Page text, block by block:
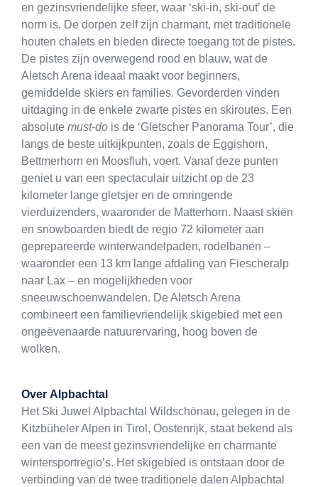
en gezinsvriendelijke sfeer, waar ‘ski-in, ski-out’ de
norm is. De dorpen zelf zijn charmant, met traditionele
houten chalets en bieden directe toegang tot de pistes.
De pistes zijn overwegend rood en blauw, wat de
Aletsch Arena ideaal maakt voor beginners,
gemiddelde skiërs en families. Gevorderden vinden
uitdaging in de enkele zwarte pistes en skiroutes. Een
absolute must-do is de ‘Gletscher Panorama Tour’, die
langs de beste uitkijkpunten, zoals de Eggishorn,
Bettmerhorn en Moosfluh, voert. Vanaf deze punten
geniet u van een spectaculair uitzicht op de 23
kilometer lange gletsjer en de omringende
vierduizenders, waaronder de Matterhorn. Naast skiën
en snowboarden biedt de regio 72 kilometer aan
geprepareerde winterwandelpaden, rodelbanen –
waaronder een 13 km lange afdaling van Fiescheralp
naar Lax – en mogelijkheden voor
sneeuwschoenwandelen. De Aletsch Arena
combineert een familievriendelijk skigebied met een
ongeëvenaarde natuurervaring, hoog boven de
wolken.
Over Alpbachtal
Het Ski Juwel Alpbachtal Wildschönau, gelegen in de
Kitzbüheler Alpen in Tirol, Oostenrijk, staat bekend als
een van de meest gezinsvriendelijke en charmante
wintersportregio’s. Het skigebied is ontstaan door de
verbinding van de twee traditionele dalen Alpbachtal